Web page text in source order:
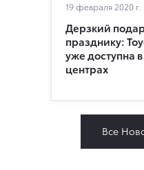
19 февраля 2020 г.
Дерзкий
празднику:
уже доступна
центрах
Все